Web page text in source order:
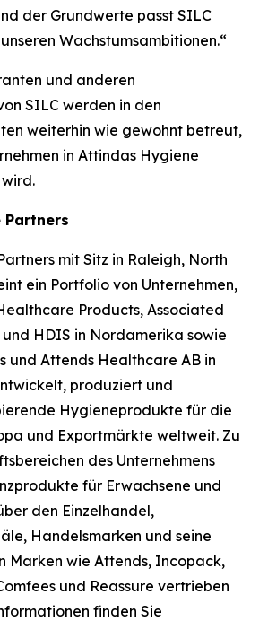
der Grundwerte passt SILC
Wachstumsambitionen.“
und anderen
SILC werden in den
weiterhin wie gewohnt betreut,
in Attindas Hygiene
mit Sitz in Raleigh, North
ein Portfolio von Unternehmen,
Products, Associated
HDIS in Nordamerika sowie
und Attends Healthcare AB in
produziert und
Hygieneprodukte für die
und Exportmärkte weltweit. Zu
des Unternehmens
für Erwachsene und
den Einzelhandel,
Handelsmarken und seine
Marken wie Attends, Incopack,
und Reassure vertrieben
finden Sie